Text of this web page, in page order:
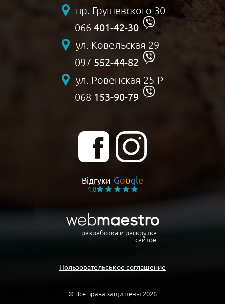
Відгуки Google
4.8
пр. Грушевского 30
066 401-42-30
ул. Ковельская 29
097 552-44-82
ул. Ровенская 25-Р
068 153-90-79
разработка и раскрутка
сайтов
Пользовательськое соглашение
© Все права защищены 2026